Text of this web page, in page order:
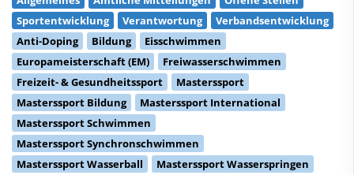
Sportentwicklung
Verantwortung
Verbandsentwicklung
Anti-Doping
Bildung
Eisschwimmen
Europameisterschaft (EM)
Freiwasserschwimmen
Freizeit- & Gesundheitssport
Masterssport
Masterssport Bildung
Masterssport International
Masterssport Schwimmen
Masterssport Synchronschwimmen
Masterssport Wasserball
Masterssport Wasserspringen